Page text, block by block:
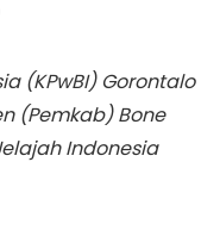
(KPwBI) Gorontalo
(Pemkab) Bone
Indonesia